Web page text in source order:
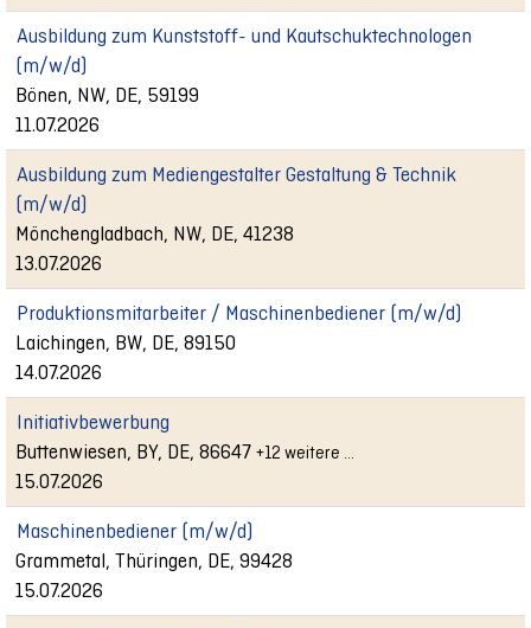
Ausbildung zum Kunststoff- und Kautschuktechnologen
(m/w/d)
Bönen, NW, DE, 59199
11.07.2026
Ausbildung zum Mediengestalter Gestaltung & Technik
(m/w/d)
Mönchengladbach, NW, DE, 41238
13.07.2026
Produktionsmitarbeiter / Maschinenbediener (m/w/d)
Laichingen, BW, DE, 89150
14.07.2026
Initiativbewerbung
Buttenwiesen, BY, DE, 86647 +12 weitere …
15.07.2026
Maschinenbediener (m/w/d)
Grammetal, Thüringen, DE, 99428
15.07.2026